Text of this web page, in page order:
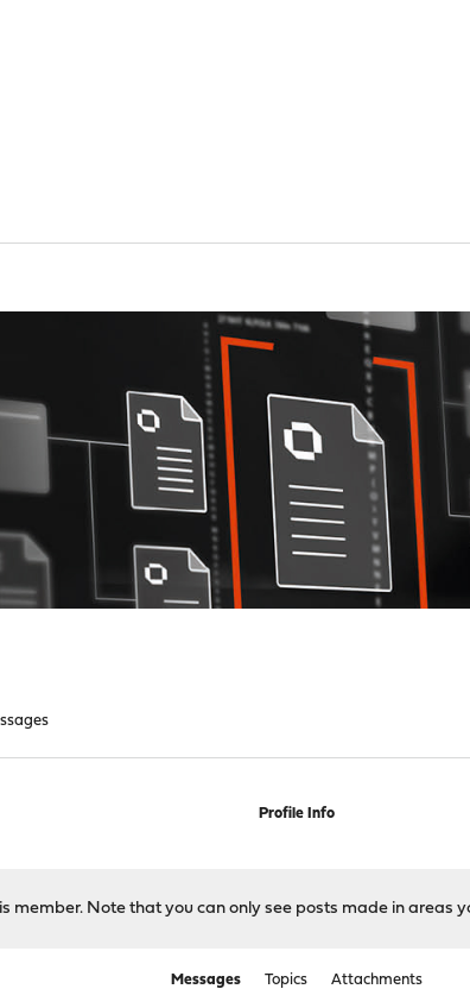
Profile Info
member. Note that you can only see posts made in areas
Messages Topics Attachments